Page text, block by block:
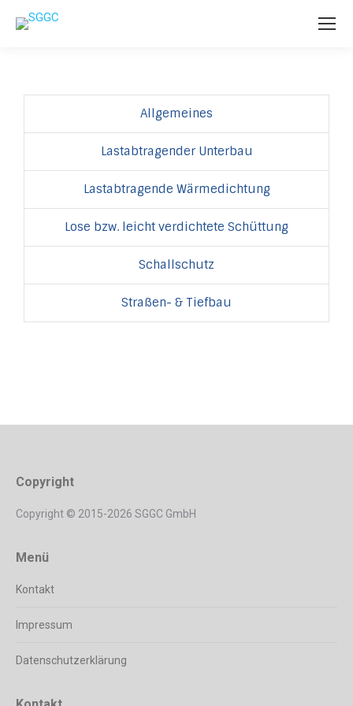
Allgemeines
Lastabtragender Unterbau
Lastabtragende Wärmedichtung
Lose bzw. leicht verdichtete Schüttung
Schallschutz
Straßen- & Tiefbau
Copyright
Copyright © 2015-2026 SGGC GmbH
Menü
Kontakt
Impressum
Datenschutzerklärung